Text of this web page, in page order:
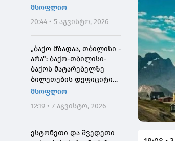
დროს მოკლეს
მსოფლიო
20:44 • 5 აგვისტო, 2026
„ბაქო მზადაა, თბილისი -
არა": ბაქო-თბილისი-
ბაქოს მატარებელზე
ბილეთების დეფიციტის
მიზეზი
მსოფლიო
12:19 • 7 აგვისტო, 2026
ესტონეთი და შვედეთი